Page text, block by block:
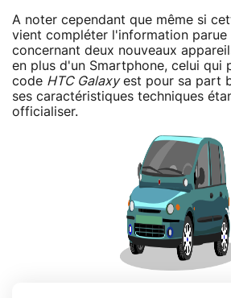
A noter cependant que même si
vient compléter l'information parue
concernant deux nouveaux
en plus d'un Smartphone, celui qui
code HTC Galaxyest pour sa part
ses caractéristiques techniques
officialiser.